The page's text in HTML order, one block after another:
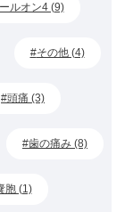
ルオン4 (9)
その他 (4)
頭痛 (3)
歯の痛み (8)
胞 (1)